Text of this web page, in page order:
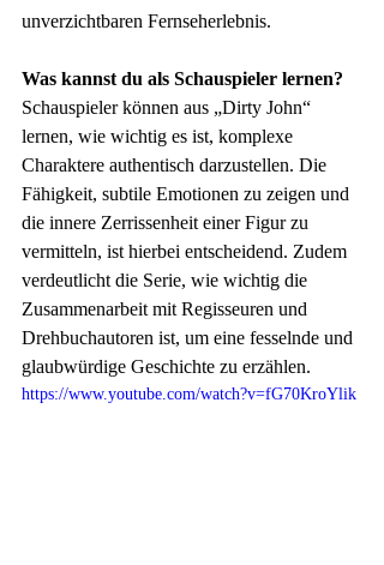
unverzichtbaren Fernseherlebnis.
Was kannst du als Schauspieler lernen?
Schauspieler können aus „Dirty John“
lernen, wie wichtig es ist, komplexe
Charaktere authentisch darzustellen. Die
Fähigkeit, subtile Emotionen zu zeigen und
die innere Zerrissenheit einer Figur zu
vermitteln, ist hierbei entscheidend. Zudem
verdeutlicht die Serie, wie wichtig die
Zusammenarbeit mit Regisseuren und
Drehbuchautoren ist, um eine fesselnde und
glaubwürdige Geschichte zu erzählen.
https://www.youtube.com/watch?v=fG70KroYlik